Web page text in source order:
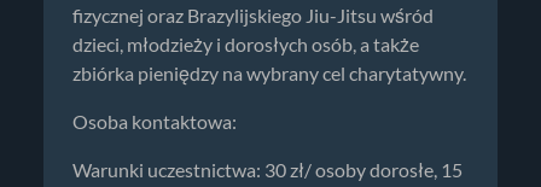
fizycznej oraz Brazylijskiego Jiu-Jitsu wśród
dzieci, młodzieży i dorosłych osób, a także
zbiórka pieniędzy na wybrany cel charytatywny.
Osoba kontaktowa:
Warunki uczestnictwa: 30 zł/ osoby dorosłe, 15